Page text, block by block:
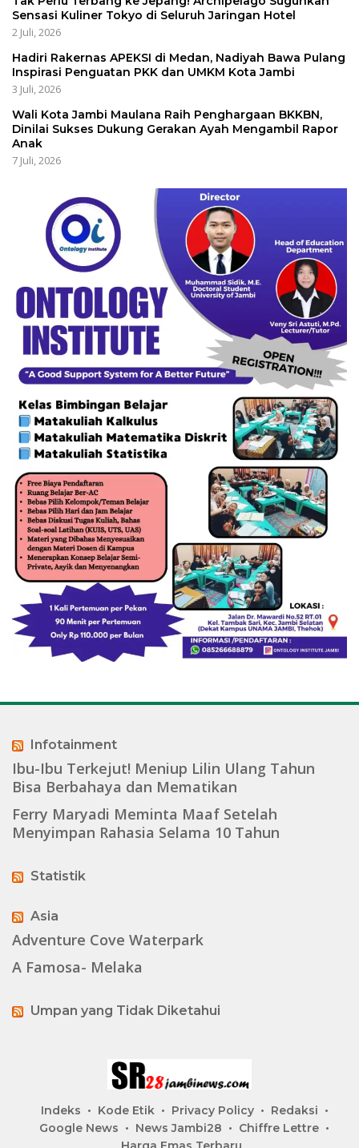
Sensasi Kuliner Tokyo di Seluruh Jaringan Hotel
2 Juli, 2026
Hadiri Rakernas APEKSI di Medan, Nadiyah Bawa Pulang
Inspirasi Penguatan PKK dan UMKM Kota Jambi
3 Juli, 2026
Wali Kota Jambi Maulana Raih Penghargaan BKKBN,
Dinilai Sukses Dukung Gerakan Ayah Mengambil Rapor
Anak
7 Juli, 2026
Infotainment
Ibu-Ibu Terkejut! Meniup Lilin Ulang Tahun
Bisa Berbahaya dan Mematikan
Ferry Maryadi Meminta Maaf Setelah
Menyimpan Rahasia Selama 10 Tahun
Statistik
Asia
Adventure Cove Waterpark
A Famosa- Melaka
Umpan yang Tidak Diketahui
Indeks Kode Etik Privacy Policy
Redaksi
Google News
News Jambi28
Chiffre Lettre